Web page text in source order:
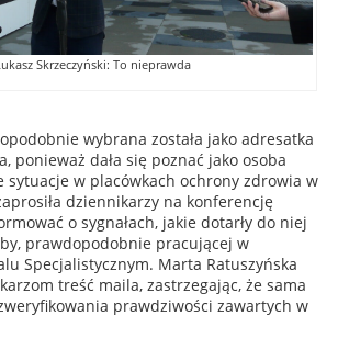
Skrzeczyński: To nieprawda
wybrana została jako adresatka
ponieważ dała się poznać jako osoba
sytuacje w placówkach ochrony zdrowia w
dziennikarzy na konferencję
o sygnałach, jakie dotarły do niej
prawdopodobnie pracującej w
Specjalistycznym. Marta Ratuszyńska
treść maila, zastrzegając, że sama
prawdziwości zawartych w